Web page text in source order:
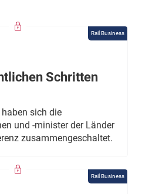
Rail Business
Schritten
sich die
und -minister der Länder
zusammengeschaltet.
Rail Business